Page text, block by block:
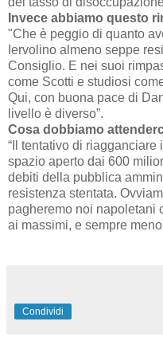
Invece abbiamo questo
"Che è peggio di quanto
Iervolino almeno seppe
Consiglio. E nei suoi
come Scotti e studiosi
Qui, con buona pace di
livello è diverso”.
Cosa dobbiamo
“Il tentativo di
spazio aperto dai 600
debiti della pubblica
resistenza stentata.
pagheremo noi napoletani
ai massimi, e sempre
Condividi